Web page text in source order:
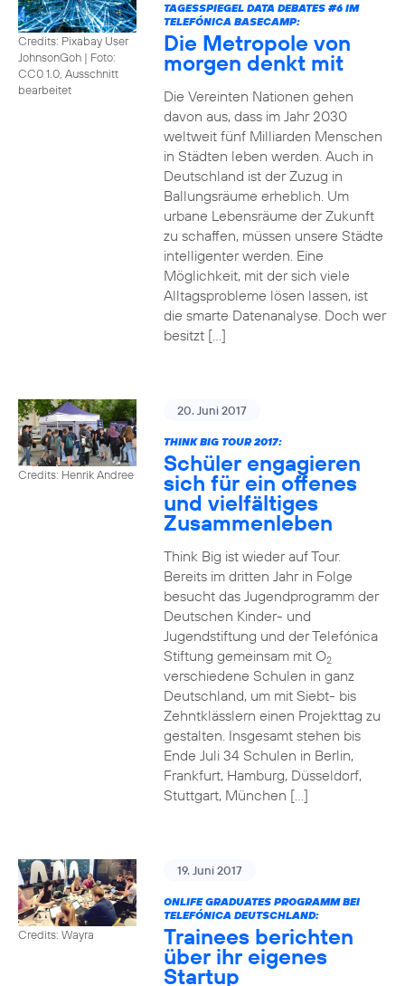
Credits: Pixabay User
JohnsonGoh | Foto:
CC0 1.0, Ausschnitt
bearbeitet
TAGESSPIEGEL DATA DEBATES #6IM
TELEFÓNICA BASECAMP:
Die Metropole von
morgen denkt mit
Die Vereinten Nationen gehen
davon aus, dass im Jahr 2030
weltweit fünf Milliarden Menschen
in Städten leben werden. Auch in
Deutschland ist der Zuzug in
Ballungsräume erheblich. Um
urbane Lebensräume der Zukunft
zu schaffen, müssen unsere Städte
intelligenter werden. Eine
Möglichkeit, mit der sich viele
Alltagsprobleme lösen lassen, ist
die smarte Datenanalyse. Doch wer
besitzt […]
Credits: Henrik Andree
20. Juni 2017
THINK BIG TOUR 2017:
Schüler engagieren
sich für ein offenes
und vielfältiges
Zusammenleben
Think Big ist wieder auf Tour.
Bereits im dritten Jahr in Folge
besucht das Jugendprogramm der
Deutschen Kinder- und
Jugendstiftung und der Telefónica
Stiftung gemeinsam mit O2
verschiedene Schulen in ganz
Deutschland, um mit Siebt- bis
Zehntklässlern einen Projekttag zu
gestalten. Insgesamt stehen bis
Ende Juli 34 Schulen in Berlin,
Frankfurt, Hamburg, Düsseldorf,
Stuttgart, München […]
Credits: Wayra
19. Juni 2017
ONLIFE GRADUATES PROGRAMM BEI
TELEFÓNICA DEUTSCHLAND:
Trainees berichten
über ihr eigenes
Startup